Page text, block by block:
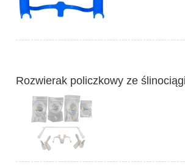
Rozwierak policzkowy ze